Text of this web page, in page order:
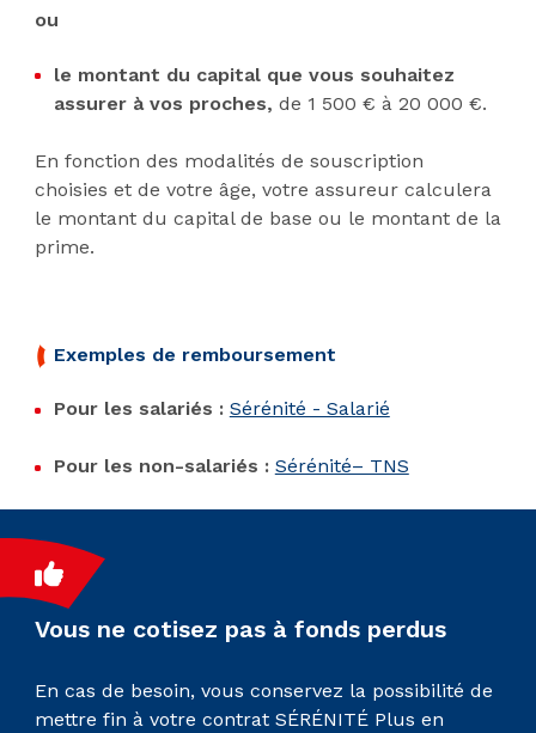
ou
le montant du capital que vous souhaitez
assurer à vos proches, de 1 500 € à 20 000 €.
En fonction des modalités de souscription
choisies et de votre âge, votre assureur calculera
le montant du capital de base ou le montant de la
prime.
Exemples de remboursement
Pour les salariés : Sérénité - Salarié
Pour les non-salariés : Sérénité– TNS
Vous ne cotisez pas à fonds perdus
En cas de besoin, vous conservez la possibilité de
mettre fin à votre contrat SÉRÉNITÉ Plus en